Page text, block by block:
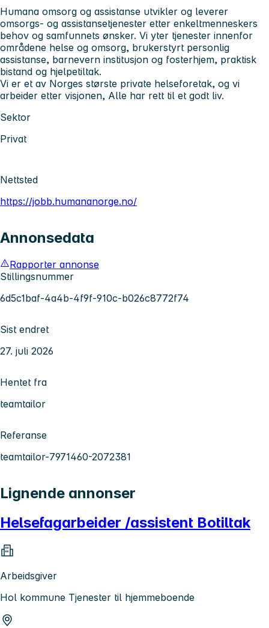
Humana omsorg og assistanse utvikler og leverer
omsorgs- og assistansetjenester etter enkeltmenneskers
behov og samfunnets ønsker. Vi yter tjenester innenfor
områdene helse og omsorg, brukerstyrt personlig
assistanse, barnevern institusjon og fosterhjem, praktisk
bistand og hjelpetiltak.
Vi er et av Norges største private helseforetak, og vi
arbeider etter visjonen, Alle har rett til et godt liv.
Sektor
Privat
Nettsted
https://jobb.humananorge.no/
Annonsedata
Rapporter annonse
Stillingsnummer
6d5c1baf-4a4b-4f9f-910c-b026c8772f74
Sist endret
27. juli 2026
Hentet fra
teamtailor
Referanse
teamtailor-7971460-2072381
Lignende annonser
Helsefagarbeider /assistent Botiltak
Arbeidsgiver
Hol kommune Tjenester til hjemmeboende